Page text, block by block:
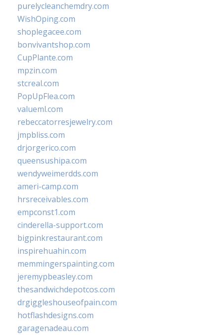
purelycleanchemdry.com
WishOping.com
shoplegacee.com
bonvivantshop.com
CupPlante.com
mpzin.com
stcreal.com
PopUpFlea.com
valueml.com
rebeccatorresjewelry.com
jmpbliss.com
drjorgerico.com
queensushipa.com
wendyweimerdds.com
ameri-camp.com
hrsreceivables.com
empconst1.com
cinderella-support.com
bigpinkrestaurant.com
inspirehuahin.com
memmingerspainting.com
jeremypbeasley.com
thesandwichdepotcos.com
drgiggleshouseofpain.com
hotflashdesigns.com
garagenadeau.com